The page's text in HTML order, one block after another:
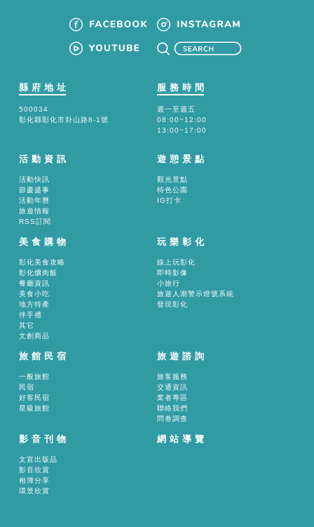
縣府地址
500034
彰化縣彰化市卦山路8-1號
服務時間
週一至週五
08:00~12:00
13:00~17:00
活動資訊
活動快訊
節慶盛事
活動年曆
旅遊情報
RSS訂閱
遊憩景點
觀光景點
特色公園
IG打卡
美食購物
彰化美食攻略
彰化爌肉飯
餐廳資訊
美食小吃
地方特產
伴手禮
其它
文創商品
玩樂彰化
線上玩彰化
即時影像
小旅行
旅遊人潮警示燈號系統
發現彰化
旅館民宿
一般旅館
民宿
好客民宿
星級旅館
旅遊諮詢
旅客服務
交通資訊
業者專區
聯絡我們
問卷調查
影音刊物
文宣出版品
影音欣賞
相簿分享
環景欣賞
網站導覽